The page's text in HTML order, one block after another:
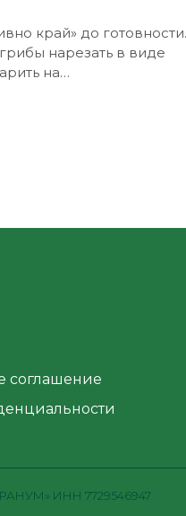
край» до готовности.
нарезать в виде
на…
соглашение
ИНН 7729546947